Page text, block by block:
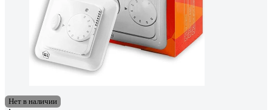
Нет в наличии